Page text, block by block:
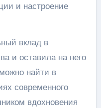
и настроение
вклад в
и оставила на него
найти в
современного
вдохновения